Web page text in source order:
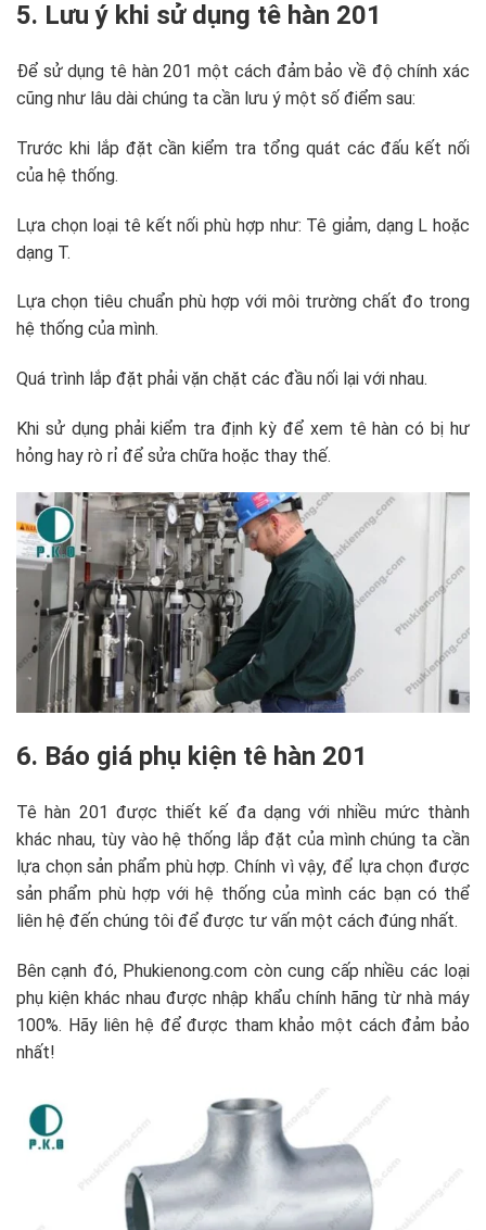
5. Lưu ý khi sử dụng tê hàn 201
Để sử dụng tê hàn 201 một cách đảm bảo về độ chính xác
cũng như lâu dài chúng ta cần lưu ý một số điểm sau:
Trước khi lắp đặt cần kiểm tra tổng quát các đấu kết nối
của hệ thống.
Lựa chọn loại tê kết nối phù hợp như: Tê giảm, dạng L hoặc
dạng T.
Lựa chọn tiêu chuẩn phù hợp với môi trường chất đo trong
hệ thống của mình.
Quá trình lắp đặt phải vặn chặt các đầu nối lại với nhau.
Khi sử dụng phải kiểm tra định kỳ để xem tê hàn có bị hư
hỏng hay rò rỉ để sửa chữa hoặc thay thế.
6. Báo giá phụ kiện tê hàn 201
Tê hàn 201 được thiết kế đa dạng với nhiều mức thành
khác nhau, tùy vào hệ thống lắp đặt của mình chúng ta cần
lựa chọn sản phẩm phù hợp. Chính vì vậy, để lựa chọn được
sản phẩm phù hợp với hệ thống của mình các bạn có thể
liên hệ đến chúng tôi để được tư vấn một cách đúng nhất.
Bên cạnh đó, Phukienong.com còn cung cấp nhiều các loại
phụ kiện khác nhau được nhập khẩu chính hãng từ nhà máy
100%. Hãy liên hệ để được tham khảo một cách đảm bảo
nhất!